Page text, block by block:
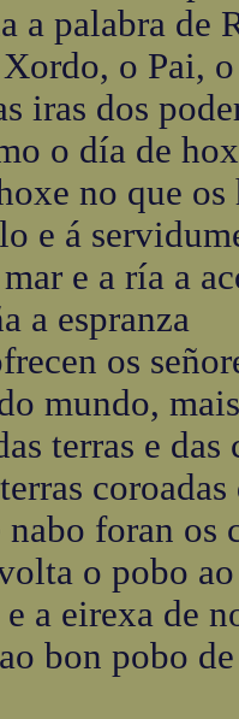
a palabra de
o Pai,
iras dos
o día de
no que
e á
e a ría a
a espranza
os
mundo,
terras e das
foran os
o pobo
a eirexa de
bon pobo